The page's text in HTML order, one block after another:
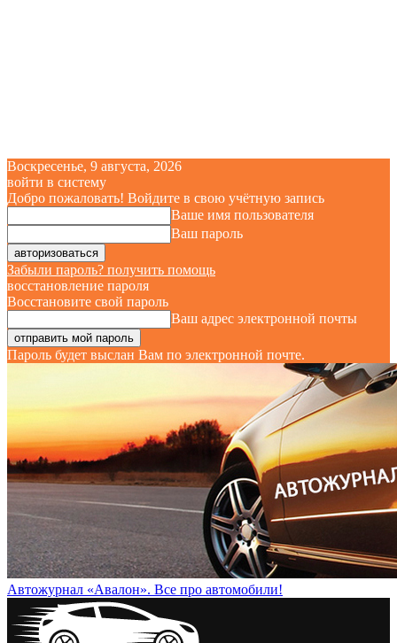
Воскресенье, 9 августа, 2026
войти в систему
Добро пожаловать! Войдите в свою учётную запись
Ваше имя пользователя
Ваш пароль
Забыли пароль? получить помощь
восстановление пароля
Восстановите свой пароль
Ваш адрес электронной почты
Пароль будет выслан Вам по электронной почте.
Автожурнал «Авалон». Все про автомобили!